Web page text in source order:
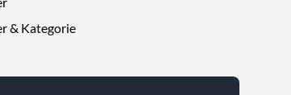
& Kategorie